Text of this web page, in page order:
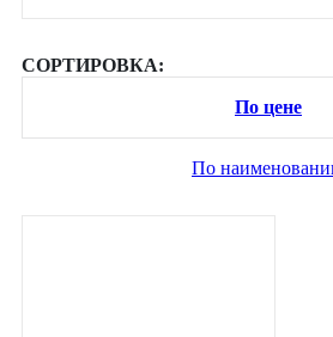
СОРТИРОВКА:
По цене
По